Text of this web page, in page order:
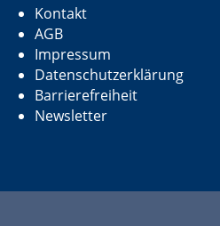
Kontakt
AGB
Impressum
Datenschutzerklärung
Barrierefreiheit
Newsletter